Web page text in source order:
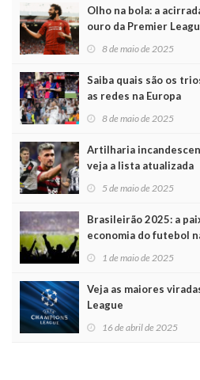
Olho na bola: a
ouro da Premier
8 de maio de 2025
Saiba quais são os
as redes na Europa
8 de maio de 2025
Artilharia
veja a lista atualizada
5 de maio de 2025
Brasileirão 2025: a
economia do futebol
1 de maio de 2025
Veja as maiores
League
16 de abril de 2025